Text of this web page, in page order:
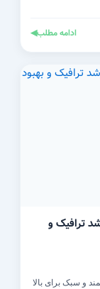
ادامه مطلب◀
ترافیک و
و سبک برای بالا